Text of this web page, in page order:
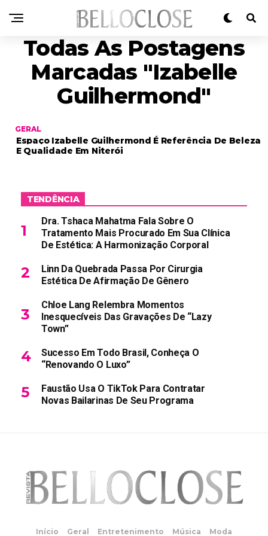
Todas As Postagens
Marcadas "Izabelle
Guilhermond"
GERAL
Espaço Izabelle Guilhermond É Referência De Beleza
E Qualidade Em Niterói
TENDÊNCIA
Dra. Tshaca Mahatma Fala Sobre O
Tratamento Mais Procurado Em Sua Clínica
De Estética: A Harmonização Corporal
Linn Da Quebrada Passa Por Cirurgia
Estética De Afirmação De Gênero
Chloe Lang Relembra Momentos
Inesquecíveis Das Gravações De “Lazy
Town”
Sucesso Em Todo Brasil, Conheça O
“Renovando O Luxo”
Faustão Usa O TikTok Para Contratar
Novas Bailarinas De Seu Programa
Início Geral Entretenimento Música Moda